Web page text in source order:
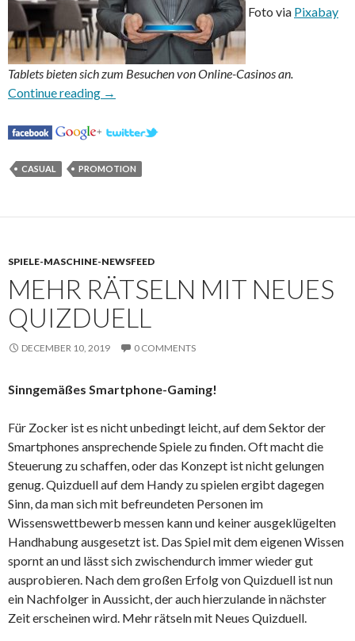
Foto via Pixabay
Tablets bieten sich zum Besuchen von Online-Casinos an.
Continue reading Wie Lotterie Gewinner ihr Geld ausgaben
→
CASUAL PROMOTION
SPIELE-MASCHINE-NEWSFEED
MEHR RÄTSELN MIT NEUES
QUIZDUELL
DECEMBER 10, 2019 0 COMMENTS
Sinngemäßes Smartphone-Gaming!
Für Zocker ist es nicht unbedingt leicht, auf dem Sektor der
Smartphones ansprechende Spiele zu finden. Oft macht die
Steuerung zu schaffen, oder das Konzept ist nicht gelungen
genug. Quizduell auf dem Handy zu spielen ergibt dagegen
Sinn, da man sich mit befreundeten Personen im
Wissenswettbewerb messen kann und keiner ausgeklügelten
Handhabung ausgesetzt ist. Das Spiel mit dem eigenen Wissen
spornt an und lässt sich zwischendurch immer wieder gut
ausprobieren. Nach dem großen Erfolg von Quizduell ist nun
ein Nachfolger in Aussicht, der auch hierzulande in nächster
Zeit erscheinen wird. Mehr rätseln mit Neues Quizduell.